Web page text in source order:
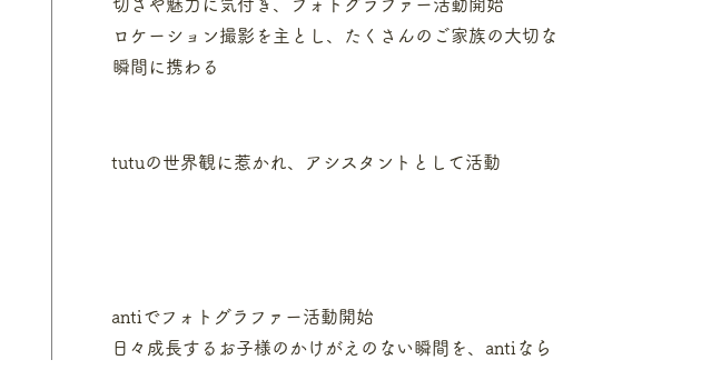
切さや魅力に気付き、フォトグラファー活動開始
​ロケーション撮影を主とし、たくさんのご家族の大切な
瞬間に携わる
tutuの世界観に惹かれ、アシスタントとして活動
antiでフォトグラファー活動開始
日々成長するお子様のかけがえのない瞬間を、antiなら